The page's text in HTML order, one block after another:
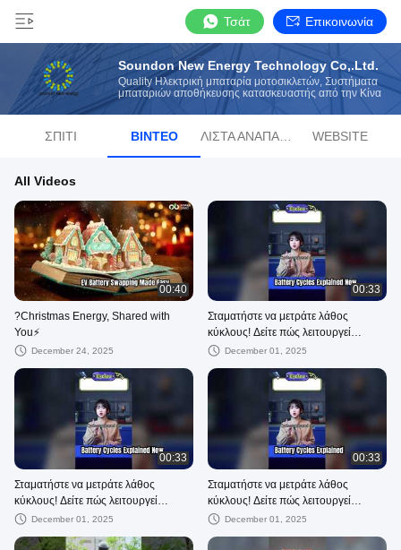
Τσάτ Επικοινωνία
Soundon New Energy Technology Co,.Ltd.
Quality Ηλεκτρική μπαταρία μοτοσικλετών, Συστήματα
μπαταριών αποθήκευσης κατασκευαστής από την Κίνα
ΣΠΊΤΙ ΒΊΝΤΕΟ WEBSITE
All Videos
00:40
?Christmas Energy, Shared with
You⚡
December 24, 2025
00:33
Σταματήστε να μετράτε λάθος
κύκλους! Δείτε πώς λειτουργεί
πραγματικά η διάρκεια ζωής της
December 01, 2025
00:33
Σταματήστε να μετράτε λάθος
κύκλους! Δείτε πώς λειτουργεί
πραγματικά η διάρκεια ζωής της
December 01, 2025
00:33
Σταματήστε να μετράτε λάθος
κύκλους! Δείτε πώς λειτουργεί
πραγματικά η διάρκεια ζωής της
December 01, 2025